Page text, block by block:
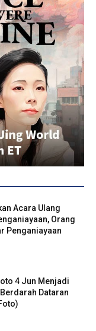
Acara Ulang
Orang
Penganiayaan
4 Jun Menjadi
Dataran